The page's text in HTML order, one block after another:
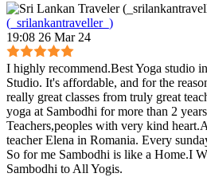
(_srilankantraveller_)
19:08 26 Mar 24
I highly recommend.Best Yoga studio
Studio. It's affordable, and for the
really great classes from truly great
yoga at Sambodhi for more than 2
Teachers,peoples with very kind
teacher Elena in Romania. Every
So for me Sambodhi is like a Home.I
Sambodhi to All Yogis.